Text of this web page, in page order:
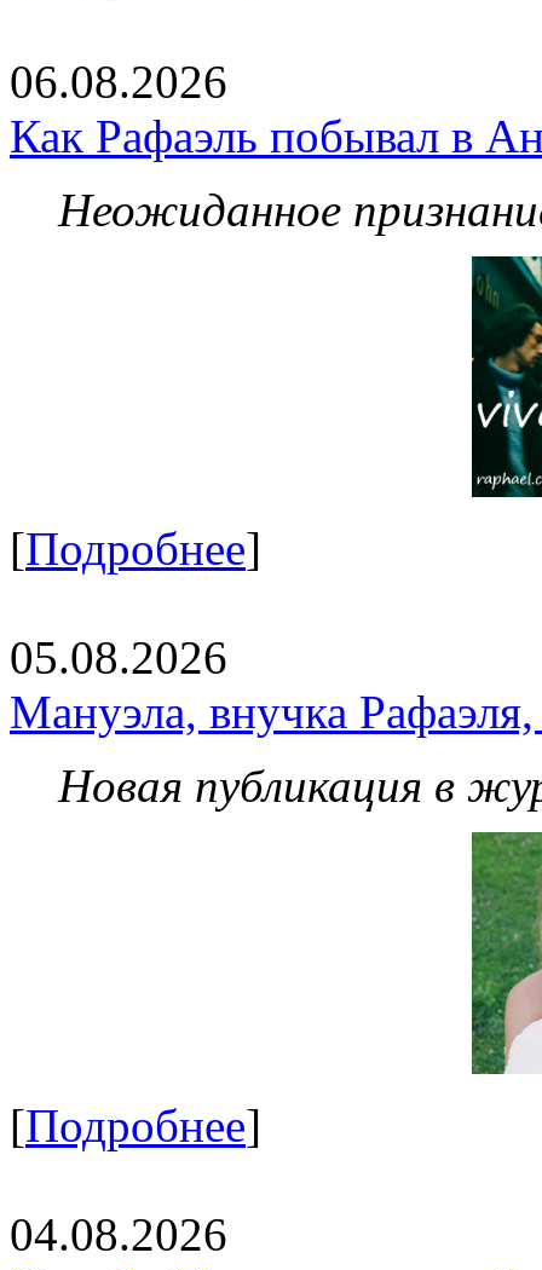
06.08.2026
Как Рафаэль побывал в
Неожиданное
[Подробнее]
05.08.2026
Мануэла, внучка
Новая публикация в
[Подробнее]
04.08.2026